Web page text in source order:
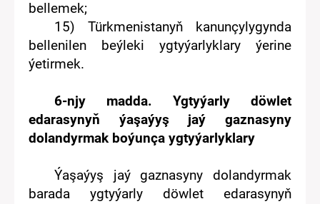
bellemek;
15) Türkmenistanyň kanunçylygynda
bellenilen beýleki ygtyýarlyklary ýerine
ýetirmek.
6-njy madda. Ygtyýarly döwlet
edarasynyň ýaşaýyş jaý gaznasyny
dolandyrmak boýunça ygtyýarlyklary
Ýaşaýyş jaý gaznasynydolandyrmak
barada ygtyýarly döwlet edarasynyň